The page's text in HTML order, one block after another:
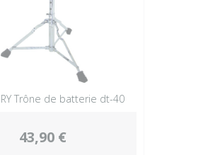
Trône de batterie dt-40
43,90 €